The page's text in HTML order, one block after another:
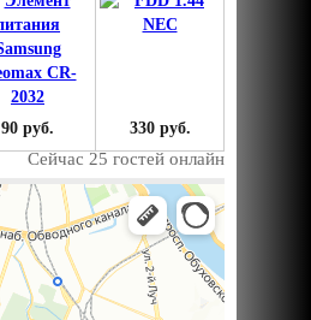
90 руб. 330 руб.
Сейчас 25 гостей онлайн